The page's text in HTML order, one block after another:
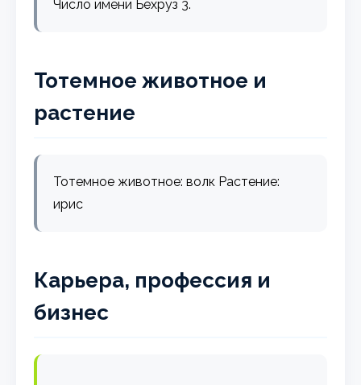
Число имени Бехруз 3.
Тотемное животное и
растение
Тотемное животное: волк Растение:
ирис
Карьера, профессия и
бизнес